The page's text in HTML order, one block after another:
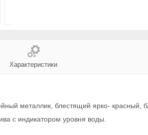
Характеристики
металлик, блестящий ярко- красный,
с индикатором уровня воды.